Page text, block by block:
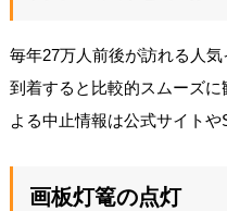
毎年27万人前後が訪れる人
到着すると比較的スムーズ
よる中止情報は公式サイトや
画板灯篭の点灯